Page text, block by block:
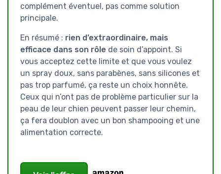
complément éventuel, pas comme solution
principale.
En résumé : rien d’extraordinaire, mais
efficace dans son rôle de soin d’appoint. Si
vous acceptez cette limite et que vous voulez
un spray doux, sans parabènes, sans silicones et
pas trop parfumé, ça reste un choix honnête.
Ceux qui n’ont pas de problème particulier sur la
peau de leur chien peuvent passer leur chemin,
ça fera doublon avec un bon shampooing et une
alimentation correcte.